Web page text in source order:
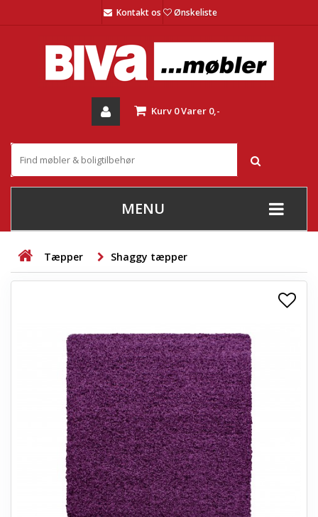
Kontakt os Ønskeliste
Kurv 0Varer 0,-
MENU
+
STUE
+
BØRNEMØBLER
KONTORMØBLER
OPBEVARING
HAVEMØBLER
Tæpper Shaggy tæpper